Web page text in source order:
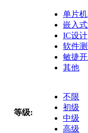
单片机
嵌入
IC设计
软件
敏捷
其他
等级:
不限
初级
中级
高级